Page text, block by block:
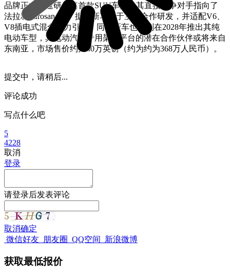
品牌正在加速研发其首款SUV车型，其直接竞争对手指向了
法拉利Purosangue。据悉新车将于宝马合作研发，并适配V6、
V8插电式混合动力引擎。同时新车也计划在2028年推出其纯
电动车型，其电动汽车专用架构平台的潜在合作伙伴或将来自
东南亚，市场售价约为40万英镑（约为约为368万人民币）。
提交中，请稍后...
评论成功
写点什么吧
5
4228
取消
登录
请登录后发表评论
取消确定
微信好友 朋友圈 QQ空间 新浪微博
获取最低报价